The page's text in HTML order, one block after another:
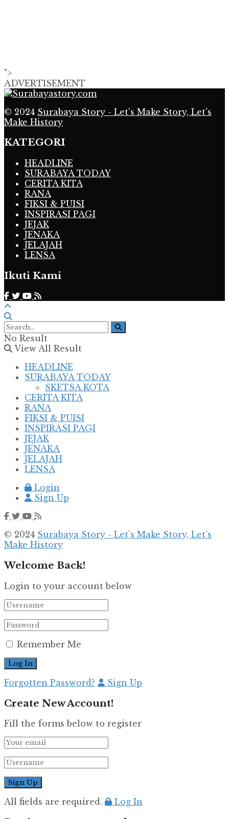
">
ADVERTISEMENT
© 2024 Surabaya Story - Let's Make Story, Let's
Make History
KATEGORI
HEADLINE
SURABAYA TODAY
CERITA KITA
RANA
FIKSI & PUISI
INSPIRASI PAGI
JEJAK
JENAKA
JELAJAH
LENSA
Ikuti Kami
No Result
View All Result
HEADLINE
SURABAYA TODAY
SKETSA KOTA
CERITA KITA
RANA
FIKSI & PUISI
INSPIRASI PAGI
JEJAK
JENAKA
JELAJAH
LENSA
Login
Sign Up
© 2024 Surabaya Story - Let's Make Story, Let's
Make History
Welcome Back!
Login to your account below
Remember Me
Forgotten Password? Sign Up
Create New Account!
Fill the forms below to register
All fields are required. Log In